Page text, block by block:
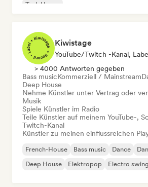
Tech House
Kiwistage
> 4000 Antworten gegeben
Bass musicKommerziell / Mainstream
Deep House
Nehme Künstler unter Vertrag oder
Musik
Spiele Künstler im Radio
Teile Künstler auf meinem YouTube-,
Twitch-Kanal
Künstler zu meinen einflussreichen
French-House Bass music Dance
Deep House
Elektropop Electro swing